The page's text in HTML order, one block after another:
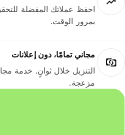
احفظ عملاتك المفضلة
بمرور الوقت.
مجاني تمامًا، دون إعلانات
التنزيل خلال ثوانٍ. خدمة
مزعجة.